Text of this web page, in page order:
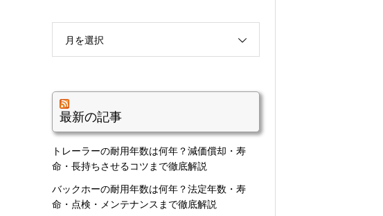
月を選択
最新の記事
トレーラーの耐用年数は何年？減価償却・寿
命・長持ちさせるコツまで徹底解説
バックホーの耐用年数は何年？法定年数・寿
命・点検・メンテナンスまで徹底解説